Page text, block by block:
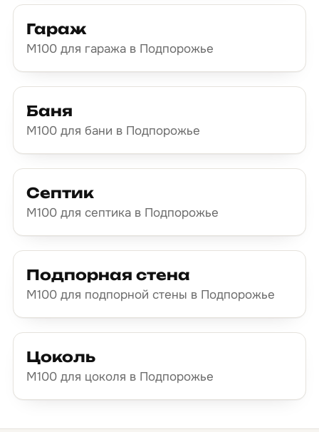
Гараж
М100 для гаража в Подпорожье
Баня
М100 для бани в Подпорожье
Септик
М100 для септика в Подпорожье
Подпорная стена
М100 для подпорной стены в Подпорожье
Цоколь
М100 для цоколя в Подпорожье